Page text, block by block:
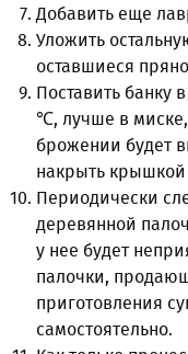
Добавить еще
Уложить
оставшиеся
Поставить банку
℃, лучше в
брожении будет
накрыть крышкой
Периодически
деревянной
у нее будет
палочки,
приготовления
самостоятельно.